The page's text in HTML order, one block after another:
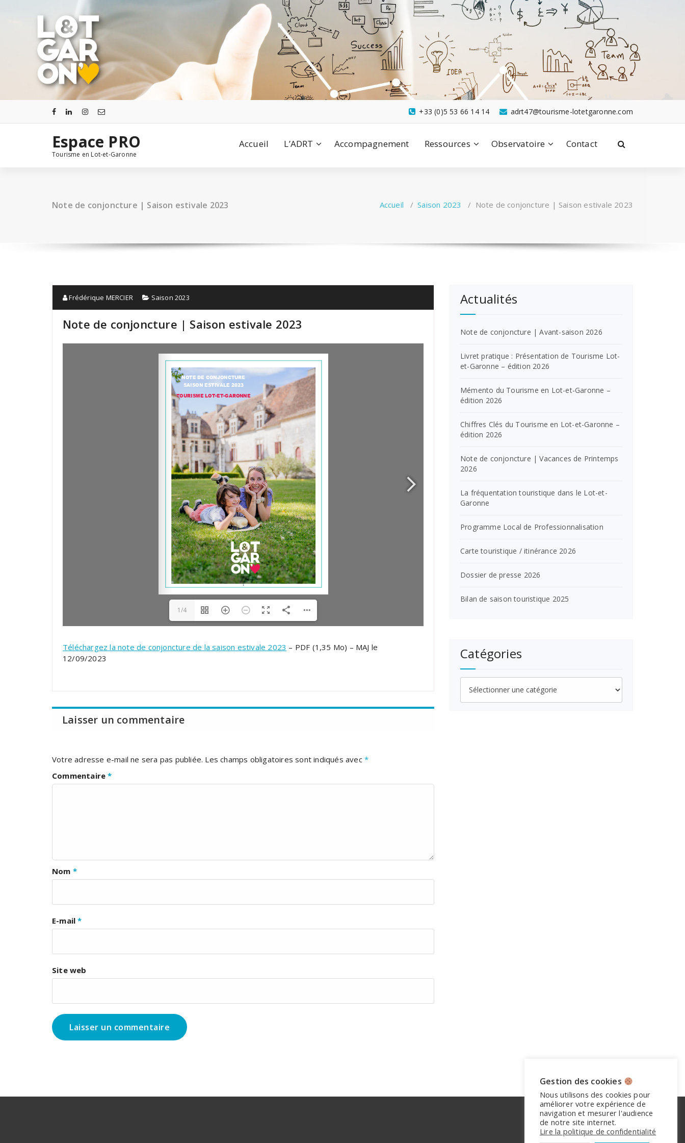
adrt47@tourisme-lotetgaronne.com
+33 (0)5 53 66 14 14
Espace PRO
Tourisme en Lot-et-Garonne
Accueil L’ADRT Accompagnement Ressources Observatoire Contact
Note de conjoncture | Saison estivale 2023 Accueil /Saison 2023 / Note de conjoncture | Saison estivale 2023
Frédérique MERCIER Saison 2023
Note de conjoncture | Saison estivale 2023
1/4
Téléchargez la note de conjoncture de la saison estivale 2023 – PDF (1,35 Mo) – MAJ le
12/09/2023
Laisser un commentaire
Votre adresse e-mail ne sera pas publiée. Les champs obligatoires sont indiqués avec*
Commentaire*
Nom *
E-mail*
Site web
Actualités
Note de conjoncture | Avant-saison 2026
Livret pratique : Présentation de Tourisme Lot-
et-Garonne – édition 2026
Mémento du Tourisme en Lot-et-Garonne –
édition 2026
Chiffres Clés du Tourisme en Lot-et-Garonne –
édition 2026
Note de conjoncture | Vacances de Printemps
2026
La fréquentation touristique dans le Lot-et-
Garonne
Programme Local de Professionnalisation
Carte touristique / itinérance 2026
Dossier de presse 2026
Bilan de saison touristique 2025
Catégories
Catégories
Gestion des cookies
Nous utilisons des cookies pour
améliorer votre expérience de
navigation et mesurer l'audience
de notre site internet.
Lire la politique de confidentialité